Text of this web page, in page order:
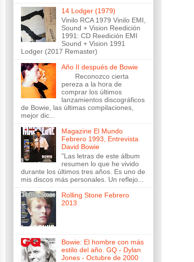
14 Lodger (1979)
Vinilo RCA 1979 Vinilo EMI,
Sound + Vision Reedición
1991: CD Reedición EMI
Sound + Vision 1991
Lodger (2017 Remaster)
Año II después de Bowie
Reconozco cierta
pereza a la hora de
comprar los últimos
lanzamientos discográficos
de Bowie, las últimas compilaciones,
mejor dic...
Magazine El Mundo
Febrero 1993, Entrevista
David Bowie
"Las letras de este álbum
resumen lo que he vivido
durante los últimos tres años. Es uno de
mis discos más personales. Un reflejo...
Rolling Stone Febrero
2013
Bowie: El hombre con más
estilo del año. GQ - Dylan
Jones - Octubre de 2000